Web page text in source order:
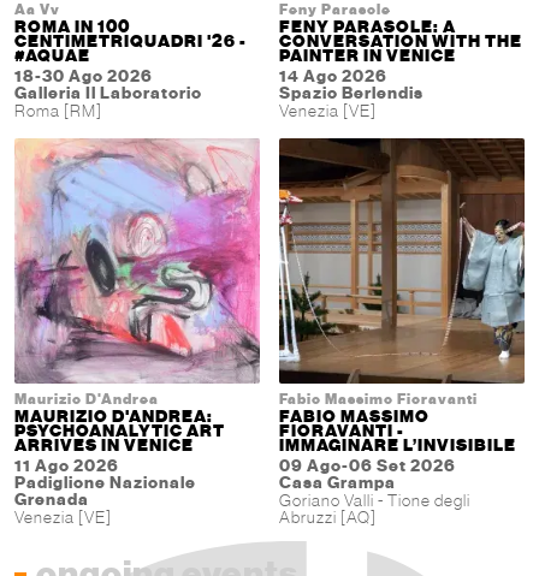
Aa Vv
ROMA IN 100
CENTIMETRIQUADRI '26 -
#AQUAE
18-30 Ago 2026
Galleria Il Laboratorio
Roma [RM]
Feny Parasole
FENY PARASOLE: A
CONVERSATION WITH THE
PAINTER IN VENICE
14 Ago 2026
Spazio Berlendis
Venezia [VE]
Maurizio D'Andrea
MAURIZIO D'ANDREA:
PSYCHOANALYTIC ART
ARRIVES IN VENICE
11 Ago 2026
Padiglione Nazionale
Grenada
Venezia [VE]
Fabio Massimo Fioravanti
FABIO MASSIMO
FIORAVANTI -
IMMAGINARE L’INVISIBILE
09 Ago-06 Set 2026
Casa Grampa
Goriano Valli - Tione degli
Abruzzi [AQ]